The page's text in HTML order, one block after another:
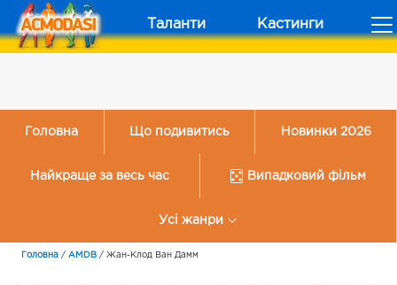
Таланти Кастинги
Головна Що подивитись Новинки 2026
Найкраще за весь час Випадковий фільм
Усі жанри
Головна / AMDB / Жан-Клод Ван Дамм